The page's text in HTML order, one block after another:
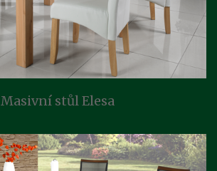
Masivní stůl Elesa